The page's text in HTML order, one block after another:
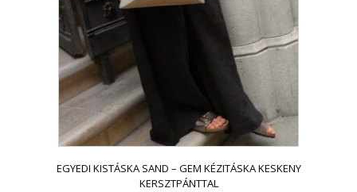
EGYEDI KISTÁSKA SAND – GEM KÉZITÁSKA KESKENY
KERSZTPÁNTTAL